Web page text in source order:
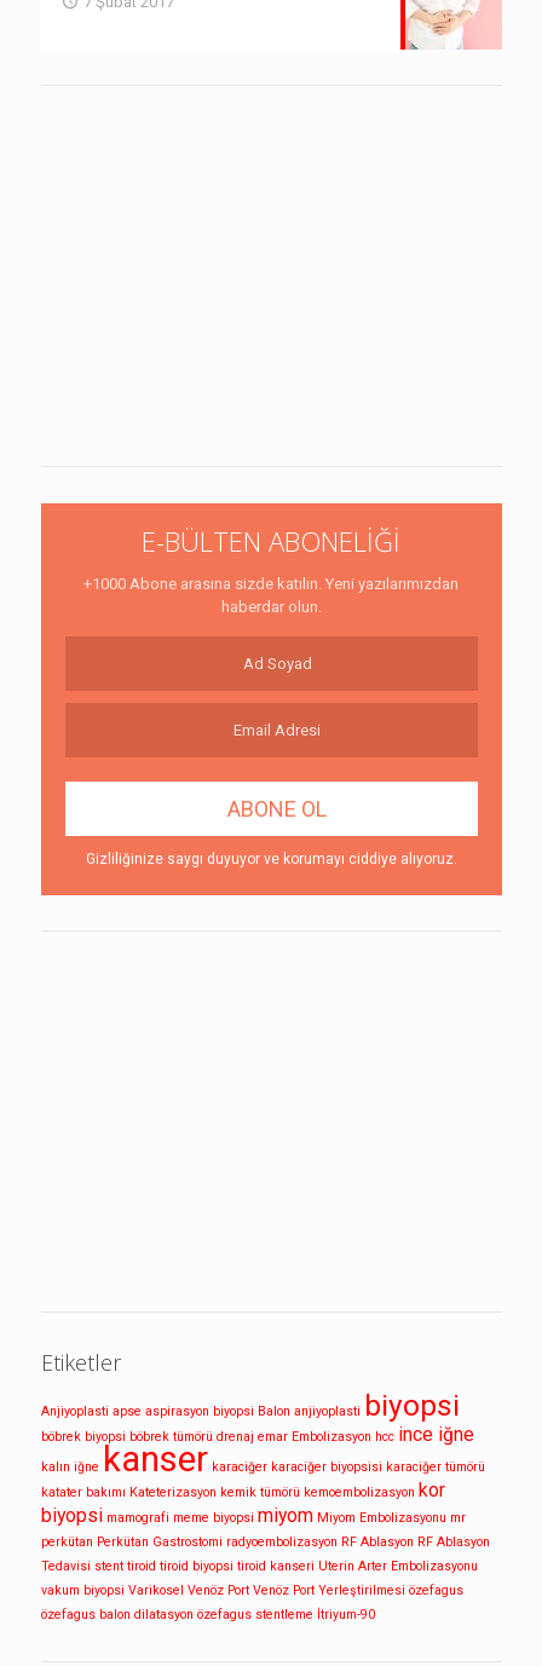
E-BÜLTEN ABONELIĞI
+1000 Abone arasına sizde katılın. Yeni yazılarımızdan
haberdar olun.
Gizliliğinize saygı duyuyor ve korumayı ciddiye alıyoruz.
Etiketler
Anjiyoplasti apse aspirasyon biyopsi Balon anjiyoplasti biyopsi
böbrek biyopsi böbrek tümörü drenaj emar Embolizasyon hcc ince iğne
kalın iğne kanser karaciğer karaciğer biyopsisi karaciğer tümörü
katater bakımı Kateterizasyon kemik tümörü kemoembolizasyon kor
biyopsi mamografi meme biyopsi miyom Miyom Embolizasyonu mr
perkütan Perkütan Gastrostomi radyoembolizasyon RF Ablasyon RF Ablasyon
Tedavisi stent tiroid tiroid biyopsi tiroid kanseri Uterin Arter Embolizasyonu
vakum biyopsi Varikosel Venöz Port Venöz Port Yerleştirilmesi özefagus
özefagus balon dilatasyon özefagus stentleme İtriyum-90